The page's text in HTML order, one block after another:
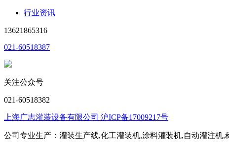
行业资讯
13621865316
021-60518387
关注公众号
021-60518382
上海广志灌装设备有限公司 沪ICP备17009217号
公司专业生产：灌装生产线,化工灌装机,涂料灌装机,自动灌注机